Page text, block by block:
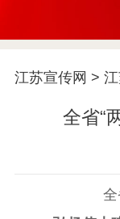
通知公告
江苏宣传网 >
全省“
全省